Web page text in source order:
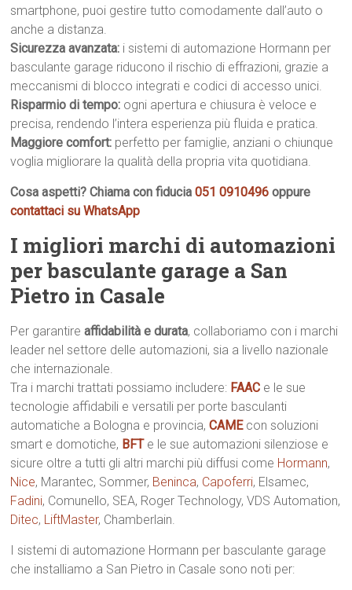
smartphone, puoi gestire tutto comodamente dall’auto o
anche a distanza.
Sicurezza avanzata: i sistemi di automazione Hormann per
basculante garage riducono il rischio di effrazioni, grazie a
meccanismi di blocco integrati e codici di accesso unici.
Risparmio di tempo: ogni apertura e chiusura è veloce e
precisa, rendendo l’intera esperienza più fluida e pratica.
Maggiore comfort: perfetto per famiglie, anziani o chiunque
voglia migliorare la qualità della propria vita quotidiana.
Cosa aspetti? Chiama con fiducia051 0910496 oppure
contattaci su WhatsApp
I migliori marchi di automazioni
per basculante garage a San
Pietro in Casale
Per garantireaffidabilità e durata, collaboriamo con i marchi
leader nel settore delle automazioni, sia a livello nazionale
che internazionale.
Tra i marchi trattati possiamo includere: FAAC e le sue
tecnologie affidabili e versatili per porte basculanti
automatiche a Bologna e provincia,CAME con soluzioni
smart e domotiche, BFT e le sue automazioni silenziose e
sicure oltre a tutti gli altri marchi più diffusi come Hormann,
Nice, Marantec, Sommer, Beninca, Capoferri, Elsamec,
Fadini, Comunello, SEA, Roger Technology, VDS Automation,
Ditec, LiftMaster, Chamberlain.
I sistemi di automazione Hormann per basculante garage
che installiamo a San Pietro in Casale sono noti per: